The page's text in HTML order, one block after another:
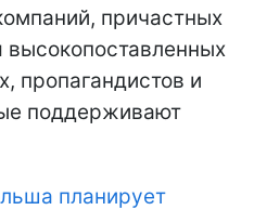
причастных
высокопоставленных
пропагандистов и
поддерживают
планирует